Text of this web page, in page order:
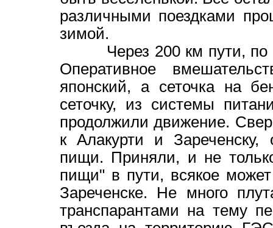
различными поездками
зимой.
Через 200 км пути, по
Оперативное
японский, а сеточка на
сеточку, из системы
продолжили движение.
к Алакурти и Зареченску,
пищи. Приняли, и не
пищи" в пути, всякое
Зареченске. Не много
транспарантами на тему